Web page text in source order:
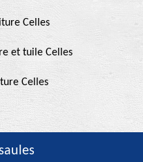
Celles
et tuile Celles
Celles